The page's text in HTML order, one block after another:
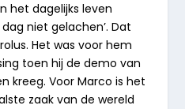
het dagelijks leven
niet gelachen’. Dat
Het was voor hem
toen hij de demo van
kreeg. Voor Marco is het
zaak van de wereld